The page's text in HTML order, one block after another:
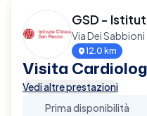
GSD -
Via Dei
12.0 km
Visita
Vedi altre prestazioni
Prima disponibilità